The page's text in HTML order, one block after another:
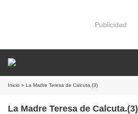
Publicidad
Inicio » La Madre Teresa de Calcuta.(3)
La Madre Teresa de Calcuta.(3)